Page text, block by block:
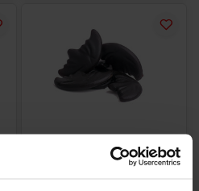
Halve Maantjes van